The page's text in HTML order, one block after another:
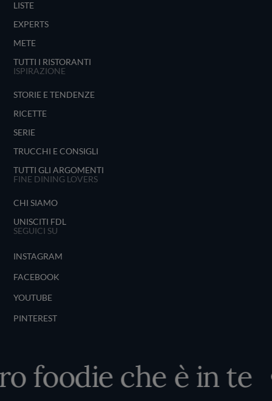
LISTE
EXPERTS
METE
TUTTI I RISTORANTI
ISPIRAZIONE
STORIE E TENDENZE
RICETTE
SERIE
TRUCCHI E CONSIGLI
TUTTI GLI ARGOMENTI
FINE DINING LOVERS
CHI SIAMO
UNISCITI FDL
SEGUICI SU
INSTAGRAM
FACEBOOK
YOUTUBE
PINTEREST
foodie che è in te